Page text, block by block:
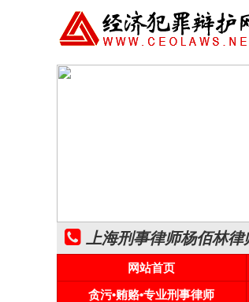
上海刑事律师杨佰林
网站首页
贪污•贿赂•专业刑事律师